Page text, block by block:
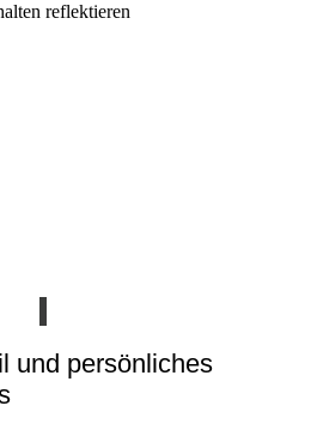
reflektieren
und persönliches